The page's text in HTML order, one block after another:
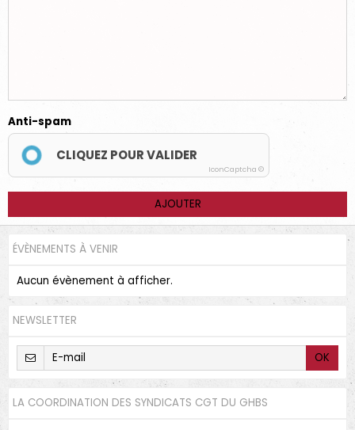
Anti-spam
CLIQUEZ POUR VALIDER
IconCaptcha ©
AJOUTER
ÉVÈNEMENTS À VENIR
Aucun évènement à afficher.
NEWSLETTER
OK
LA COORDINATION DES SYNDICATS CGT DU GHBS